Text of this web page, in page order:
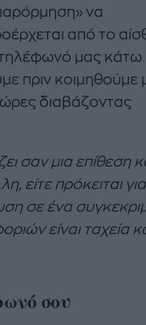
να
από το
μας κάτω
πριν κοιμηθούμε
διαβάζοντας
σαν μια επίθεση
είτε πρόκειται
σε ένα
είναι ταχεία
σου